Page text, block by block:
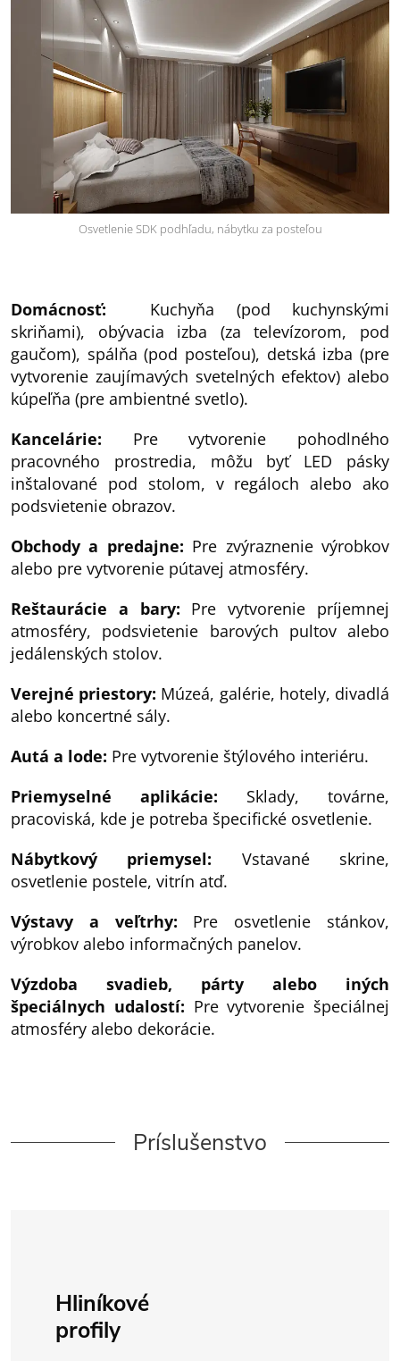
Osvetlenie SDK podhľadu, nábytku za posteľou
Domácnosť:
Kuchyňa (pod kuchynskými
skriňami), obývacia izba (za televízorom, pod
gaučom), spálňa (pod posteľou), detská izba (pre
vytvorenie zaujímavých svetelných efektov) alebo
kúpeľňa (pre ambientné svetlo).
Kancelárie: Pre vytvorenie pohodlného
pracovného prostredia, môžu byť LED pásky
inštalované pod stolom, v regáloch alebo ako
podsvietenie obrazov.
Obchody a predajne: Pre zvýraznenie výrobkov
alebo pre vytvorenie pútavej atmosféry.
Reštaurácie a bary: Pre vytvorenie príjemnej
atmosféry, podsvietenie barových pultov alebo
jedálenských stolov.
Verejné priestory: Múzeá, galérie, hotely, divadlá
alebo koncertné sály.
Autá a lode: Pre vytvorenie štýlového interiéru.
Priemyselné aplikácie: Sklady, továrne,
pracoviská, kde je potreba špecifické osvetlenie.
Nábytkový priemysel: Vstavané skrine,
osvetlenie postele, vitrín atď.
Výstavy a veľtrhy: Pre osvetlenie stánkov,
výrobkov alebo informačných panelov.
Výzdoba svadieb, párty alebo iných
špeciálnych udalostí: Pre vytvorenie špeciálnej
atmosféry alebo dekorácie.
Príslušenstvo
Hliníkové
profily